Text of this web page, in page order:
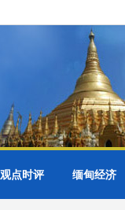
观点时评 缅甸经济